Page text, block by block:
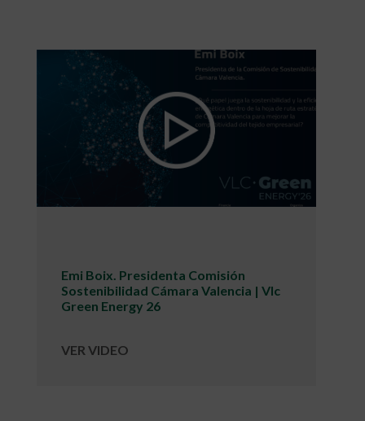
Emi Boix. Presidenta Comisión
Sostenibilidad Cámara Valencia | Vlc
Green Energy 26
VER VIDEO